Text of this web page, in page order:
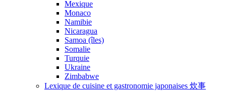
Mexique
Monaco
Namibie
Nicaragua
Samoa (îles)
Somalie
Turquie
Ukraine
Zimbabwe
Lexique de cuisine et gastronomie japonaises 炊事